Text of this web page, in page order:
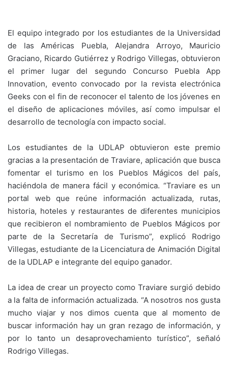
El equipo integrado por los estudiantes de la Universidad
de las Américas Puebla, Alejandra Arroyo, Mauricio
Graciano, Ricardo Gutiérrez y Rodrigo Villegas, obtuvieron
el primer lugar del segundo Concurso Puebla App
Innovation, evento convocado por la revista electrónica
Geeks con el fin de reconocer el talento de los jóvenes en
el diseño de aplicaciones móviles, así como impulsar el
desarrollo de tecnología con impacto social.
Los estudiantes de la UDLAP obtuvieron este premio
gracias a la presentación de Traviare, aplicación que busca
fomentar el turismo en los Pueblos Mágicos del país,
haciéndola de manera fácil y económica. “Traviare es un
portal web que reúne información actualizada, rutas,
historia, hoteles y restaurantes de diferentes municipios
que recibieron el nombramiento de Pueblos Mágicos por
parte de la Secretaría de Turismo”, explicó Rodrigo
Villegas, estudiante de la Licenciatura de Animación Digital
de la UDLAP e integrante del equipo ganador.
La idea de crear un proyecto como Traviare surgió debido
a la falta de información actualizada. “A nosotros nos gusta
mucho viajar y nos dimos cuenta que al momento de
buscar información hay un gran rezago de información, y
por lo tanto un desaprovechamiento turístico”, señaló
Rodrigo Villegas.